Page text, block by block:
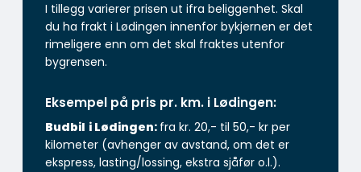
I tillegg varierer prisen ut ifra beliggenhet. Skal
du ha frakt i Lødingen innenfor bykjernen er det
rimeligere enn om det skal fraktes utenfor
bygrensen.
Eksempel på pris pr. km. i Lødingen:
Budbil i Lødingen: fra kr. 20,- til 50,- kr per
kilometer (avhenger av avstand, om det er
ekspress, lasting/lossing, ekstra sjåfør o.l.).